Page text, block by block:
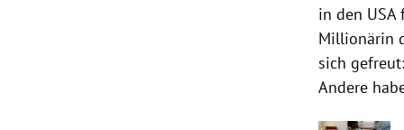
in den USA
Millionärin
sich
Andere